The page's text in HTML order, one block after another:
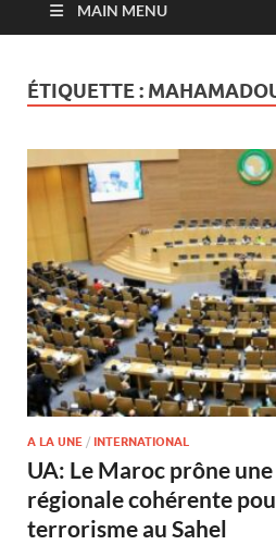
MAIN MENU
ÉTIQUETTE :
A LA UNE / INTERNATIONAL
UA: Le Maroc prône
régionale cohérente
terrorisme au Sahel